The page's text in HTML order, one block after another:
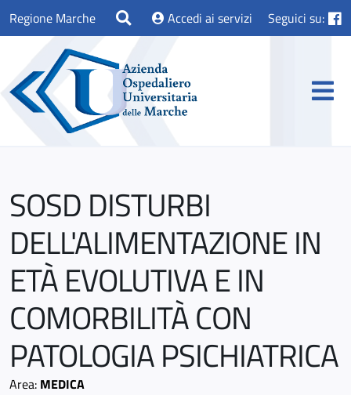
Regione Marche Accedi ai servizi Seguici su:
SOSD DISTURBI
DELL'ALIMENTAZIONE IN
ETÀ EVOLUTIVA E IN
COMORBILITÀ CON
PATOLOGIA PSICHIATRICA
Area: MEDICA